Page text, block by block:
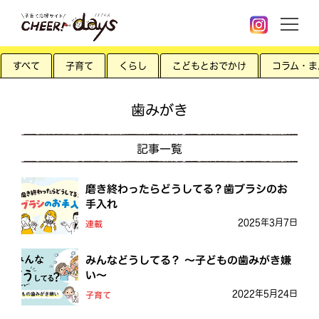
すべて 子育て くらし こどもとおでかけ コラム・
歯みがき
記事一覧
磨き終わったらどうしてる？歯ブラシのお
手入れ
連載 2025年3月7日
みんなどうしてる？ ～子どもの歯みがき嫌
い～
子育て 2022年5月24日